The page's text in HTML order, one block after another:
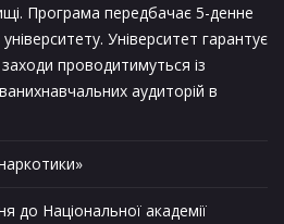
Програма передбачає 5-денне
Університет гарантує
проводитимуться із
аудиторій в
до Національної академії